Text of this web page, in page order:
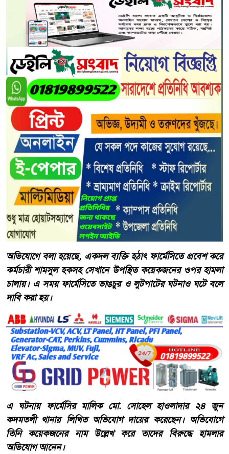
অভিযোগে বলা হয়েছে, একদল ব্যক্তি হঠাৎ ফার্মেসিতে প্রবেশ করে
কর্মচারী শামসুল হকসহ সেখানে উপস্থিত কয়েকজনের ওপর হামলা
চালায়। এ সময় ফার্মেসিতে ভাঙচুর ও লুটপাটের ঘটনাও ঘটে বলে
দাবি করা হয়।
এ ঘটনায় ফার্মেসির মালিক মো. সোহেল হাওলাদার ২৪ জুন
কদমতলী থানায় লিখিত অভিযোগ দায়ের করেছেন। অভিযোগে
তিনি কয়েকজনের নাম উল্লেখ করে তাদের বিরুদ্ধে হামলার
অভিযোগ আনেন।